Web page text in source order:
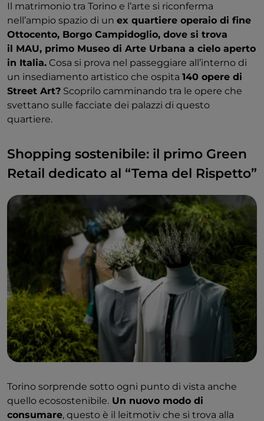
Il matrimonio tra Torino e l’arte si riconferma
nell’ampio spazio di un ex quartiere operaio di fine
Ottocento, Borgo Campidoglio, dove si trova
il MAU, primo Museo di Arte Urbana a cielo aperto
in Italia. Cosa si prova nel passeggiare all’interno di
un insediamento artistico che ospita 140 opere di
Street Art? Scoprilo camminando tra le opere che
svettano sulle facciate dei palazzi di questo
quartiere.
Shopping sostenibile: il primo Green
Retail dedicato al “Tema del Rispetto”
Torino sorprende sotto ogni punto di vista anche
quello ecosostenibile. Un nuovo modo di
consumare, questo è il leitmotiv che si trova alla